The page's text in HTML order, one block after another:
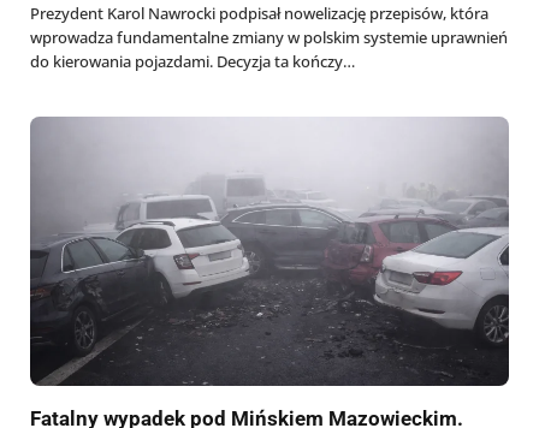
Prezydent Karol Nawrocki podpisał nowelizację przepisów, która
wprowadza fundamentalne zmiany w polskim systemie uprawnień
do kierowania pojazdami. Decyzja ta kończy…
Fatalny wypadek pod Mińskiem Mazowieckim.